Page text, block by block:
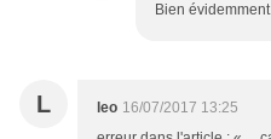
Bien
L leo 16/07/2017 13:25